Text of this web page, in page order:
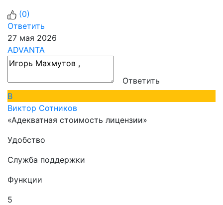
(0)
Ответить
27 мая 2026
ADVANTA
Ответить
В
Виктор Сотников
«Адекватная стоимость лицензии»
Удобство
Служба поддержки
Функции
5